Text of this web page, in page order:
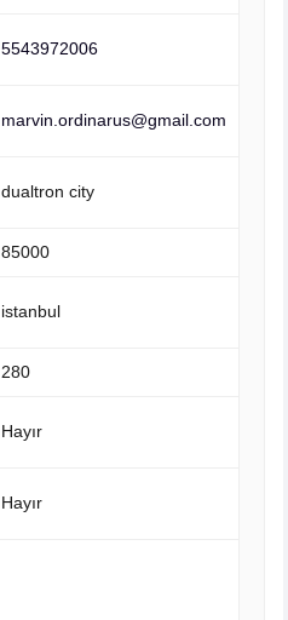
5543972006
marvin.ordinarus@gmail.com
dualtron city
85000
istanbul
280
Hayır
Hayır